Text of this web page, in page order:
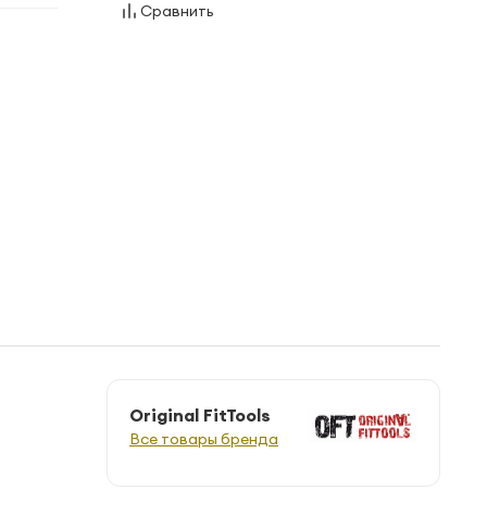
Сравнить
Original FitTools
Все товары бренда